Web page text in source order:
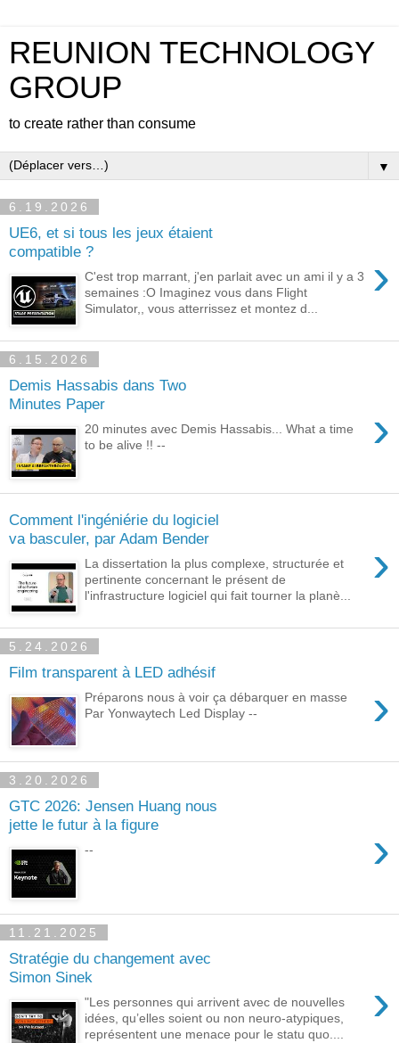
REUNION TECHNOLOGY
GROUP
to create rather than consume
▼
6.19.2026
UE6, et si tous les jeux étaient
compatible ?
›
C'est trop marrant, j'en parlait avec un ami il y a 3
semaines :O Imaginez vous dans Flight
Simulator,, vous atterrissez et montez d...
6.15.2026
Demis Hassabis dans Two
Minutes Paper
›
20 minutes avec Demis Hassabis... What a time
to be alive !! --
Comment l'ingéniérie du logiciel
va basculer, par Adam Bender
›
La dissertation la plus complexe, structurée et
pertinente concernant le présent de
l'infrastructure logiciel qui fait tourner la planè...
5.24.2026
Film transparent à LED adhésif
›
Préparons nous à voir ça débarquer en masse
Par Yonwaytech Led Display --
3.20.2026
GTC 2026: Jensen Huang nous
jette le futur à la figure
›
--
11.21.2025
Stratégie du changement avec
Simon Sinek
›
"Les personnes qui arrivent avec de nouvelles
idées, qu’elles soient ou non neuro-atypiques,
représentent une menace pour le statu quo....